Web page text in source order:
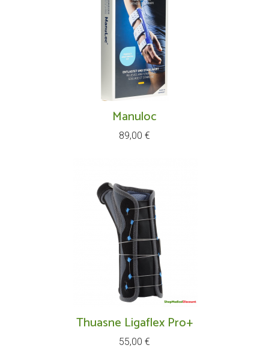
Manuloc
Prix
89,00 €
Thuasne Ligaflex Pro+
Prix
55,00 €